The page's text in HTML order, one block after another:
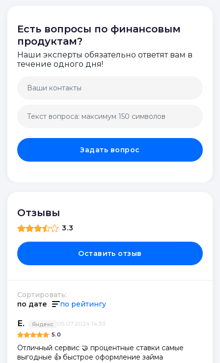
Есть вопросы по финансовым
продуктам?
Наши эксперты обязательно ответят вам в
течение одного дня!
Задать вопрос
Отзывы
3.3
Оставить отзыв
Сортировать:
по дате
по рейтингу
Е. Яндекс 05.07.2024 14:33
5.0
Отличный сервис 🤝 процентные ставки самые
выгодные 👍 быстрое оформление займа